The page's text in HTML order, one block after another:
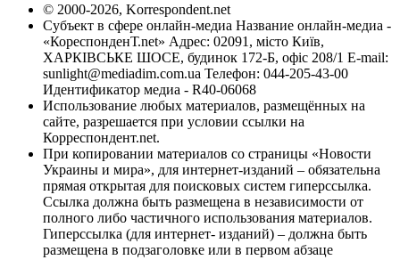
© 2000-2026, Korrespondent.net
Субъект в сфере онлайн-медиа Название онлайн-медиа -
«КореспонденТ.net» Адрес: 02091, місто Київ,
ХАРКІВСЬКЕ ШОСЕ, будинок 172-Б, офіс 208/1 E-mail:
sunlight@mediadim.com.ua Телефон: 044-205-43-00
Идентификатор медиа - R40-06068
Использование любых материалов, размещённых на
сайте, разрешается при условии ссылки на
Корреспондент.net.
При копировании материалов со страницы «Новости
Украины и мира», для интернет-изданий – обязательна
прямая открытая для поисковых систем гиперссылка.
Ссылка должна быть размещена в независимости от
полного либо частичного использования материалов.
Гиперссылка (для интернет- изданий) – должна быть
размещена в подзаголовке или в первом абзаце